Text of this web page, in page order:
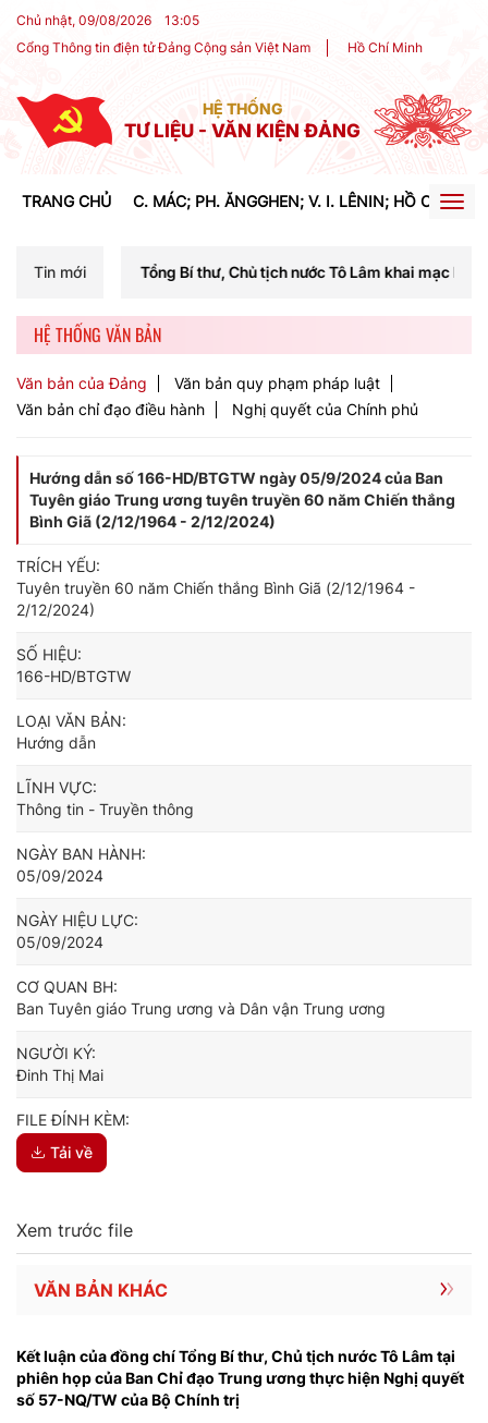
Chủ nhật, 09/08/2026 13:05
Cổng Thông tin điện tử Đảng Cộng sản Việt Nam
Hồ Chí Minh
HỆ THỐNG
TƯ LIỆU - VĂN KIỆN ĐẢNG
TRANG CHỦ C. MÁC; PH. ĂNGGHEN; V. I. LÊNIN; HỒ CHÍ
Tin mới
Bí thư, Chủ tịch nước Tô Lâm khai mạc Hội nghị Trung ương
HỆ THỐNG VĂN BẢN
Văn bản của Đảng
Văn bản quy phạm pháp luật
Văn bản chỉ đạo điều hành
Nghị quyết của Chính phủ
Hướng dẫn số 166-HD/BTGTW ngày 05/9/2024 của Ban
Tuyên giáo Trung ương tuyên truyền 60 năm Chiến thắng
Bình Giã (2/12/1964 - 2/12/2024)
TRÍCH YẾU:
Tuyên truyền 60 năm Chiến thắng Bình Giã (2/12/1964 -
2/12/2024)
SỐ HIỆU:
166-HD/BTGTW
LOẠI VĂN BẢN:
Hướng dẫn
LĨNH VỰC:
Thông tin - Truyền thông
NGÀY BAN HÀNH:
05/09/2024
NGÀY HIỆU LỰC:
05/09/2024
CƠ QUAN BH:
Ban Tuyên giáo Trung ương và Dân vận Trung ương
NGƯỜI KÝ:
Đinh Thị Mai
FILE ĐÍNH KÈM:
Tải về
Xem trước file
VĂN BẢN KHÁC
Kết luận của đồng chí Tổng Bí thư, Chủ tịch nước Tô Lâm tại
phiên họp của Ban Chỉ đạo Trung ương thực hiện Nghị quyết
số 57-NQ/TW của Bộ Chính trị